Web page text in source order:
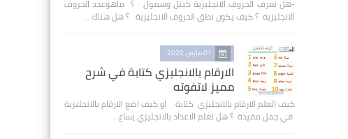
-هل تعرف الحروف الانجليزية كبتل وسمول ؟ ماهوعدد الحروف
الانجليزيه ؟ كيف يكون نطق الحروف الانجليزية ؟ هل هناك …
01 مارس 2020
الارقام بالانجليزي كتابة في شرح
مميز لاتفوته
كيف اتعلم الارقام بالانجليزي كتابة او كيف اضع الارقام بالانجليزية
في جمل مفيدة ؟ هل تعلم الاعداد بالانجليزي يساع…